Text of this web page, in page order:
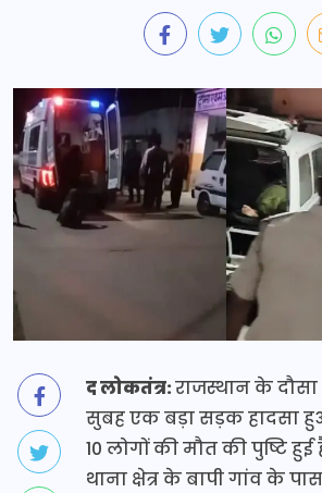
द लोकतंत्र:राजस्थान के
सुबह एक बड़ा सड़क हादसा
10 लोगों की मौत की पुष्टि
थाना क्षेत्र के बापी गांव के